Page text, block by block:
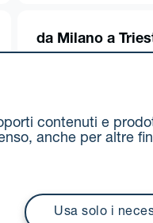
da Milano a
contenuti e
anche per altre
Usa solo i